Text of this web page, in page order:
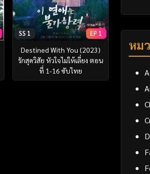
SS 1 EP 1
Destined With You (2023)
รักสุดวิสัย หัวใจไม่ให้เลี่ยง ตอน
ที่ 1-16 ซับไทย
หม